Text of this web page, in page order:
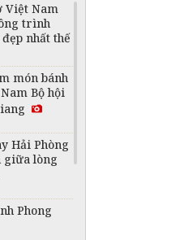
Việt Nam
trình
nhất thế
món bánh
Bộ hội
Hải Phòng
giữa lòng
Phong